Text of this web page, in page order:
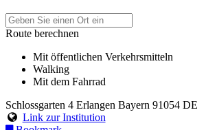
Route berechnen
Mit öffentlichen Verkehrsmitteln
Walking
Mit dem Fahrrad
Schlossgarten 4 Erlangen Bayern 91054 DE
Link zur Institution